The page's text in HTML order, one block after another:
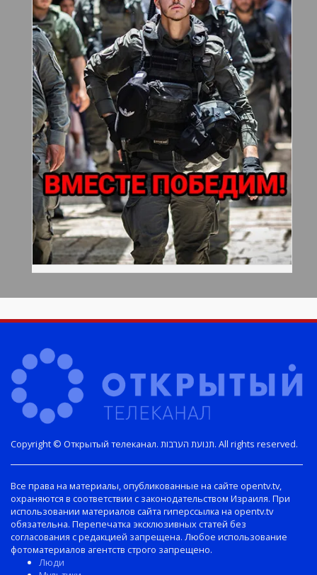
Copyright © Открытый телеканал. תנועת הערבות. All rights reserved.
Все права на материалы, опубликованные на сайте opentv.tv,
охраняются в соответствии с законодательством Израиля. При
использовании материалов сайта гиперссылка на opentv.tv
обязательна. Перепечатка эксклюзивных статей без
согласования с редакцией запрещена. Любое использование
фотоматериалов агентств строго запрещено.
Люди